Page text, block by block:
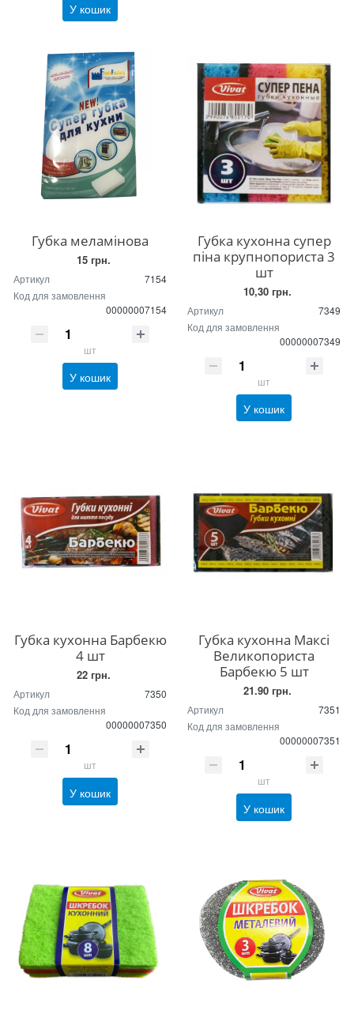
У кошик
Губка меламінова
15 грн.
Артикул
7154
Код для замовлення
00000007154
шт
У кошик
Губка кухонна супер
піна крупнопориста 3
шт
10,30 грн.
Артикул
7349
Код для замовлення
00000007349
шт
У кошик
Губка кухонна Барбекю
4 шт
22 грн.
Артикул
7350
Код для замовлення
00000007350
шт
У кошик
Губка кухонна Максі
Великопориста
Барбекю 5 шт
21.90 грн.
Артикул
7351
Код для замовлення
00000007351
шт
У кошик